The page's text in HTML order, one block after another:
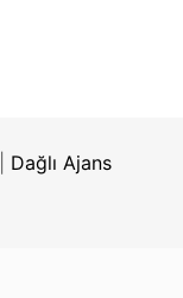
Dağlı Ajans